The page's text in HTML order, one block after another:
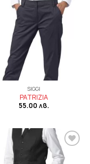
SIGGI
PATRIZIA
55.00 лв.
Add to
wishlist